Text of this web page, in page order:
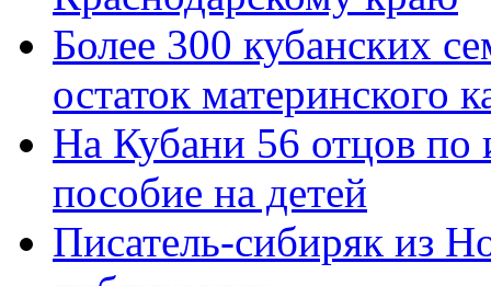
Более 300 кубанских
остаток материнского
На Кубани 56 отцов по
пособие на детей
Писатель-сибиряк из